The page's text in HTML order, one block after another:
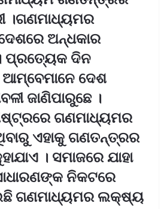
।ଗଣମାଧ୍ୟମର
ଅନ୍ଧକାର
ପ୍ରତ୍ୟେକ ଦିନ
ଦେଶ
ଜାଣିପାରୁଛେ ।
ଗଣମାଧ୍ୟମର
ଏହାକୁ ଗଣତନ୍ତ୍ରର
। ସମାଜରେ ଯାହା
ନିକଟରେ
ଗଣମାଧ୍ୟମର ଲକ୍ଷ୍ୟ